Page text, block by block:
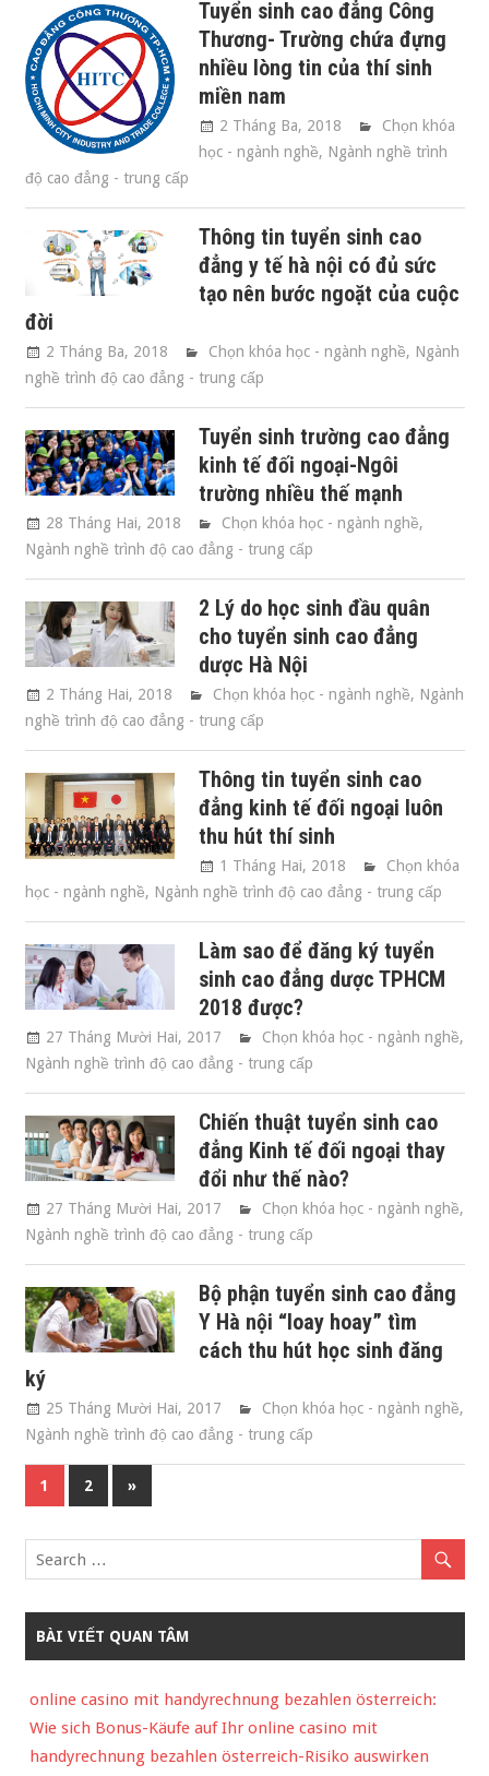
Tuyển sinh cao đẳng Công
Thương- Trường chứa đựng
nhiều lòng tin của thí sinh
miền nam
2 Tháng Ba, 2018
Chọn khóa
học - ngành nghề, Ngành nghề trình
độ cao đẳng - trung cấp
Thông tin tuyển sinh cao
đẳng y tế hà nội có đủ sức
tạo nên bước ngoặt của cuộc
đời
2 Tháng Ba, 2018 Chọn khóa học - ngành nghề, Ngành
nghề trình độ cao đẳng - trung cấp
Tuyển sinh trường cao đẳng
kinh tế đối ngoại-Ngôi
trường nhiều thế mạnh
28 Tháng Hai, 2018 Chọn khóa học - ngành nghề,
Ngành nghề trình độ cao đẳng - trung cấp
2 Lý do học sinh đầu quân
cho tuyển sinh cao đẳng
dược Hà Nội
2 Tháng Hai, 2018 Chọn khóa học - ngành nghề, Ngành
nghề trình độ cao đẳng - trung cấp
Thông tin tuyển sinh cao
đẳng kinh tế đối ngoại luôn
thu hút thí sinh
1 Tháng Hai, 2018
Chọn khóa
học - ngành nghề, Ngành nghề trình độ cao đẳng - trung cấp
Làm sao để đăng ký tuyển
sinh cao đẳng dược TPHCM
2018 được?
27 Tháng Mười Hai, 2017 Chọn khóa học - ngành nghề,
Ngành nghề trình độ cao đẳng - trung cấp
Chiến thuật tuyển sinh cao
đẳng Kinh tế đối ngoại thay
đổi như thế nào?
27 Tháng Mười Hai, 2017 Chọn khóa học - ngành nghề,
Ngành nghề trình độ cao đẳng - trung cấp
Bộ phận tuyển sinh cao đẳng
Y Hà nội “loay hoay” tìm
cách thu hút học sinh đăng
ký
25 Tháng Mười Hai, 2017 Chọn khóa học - ngành nghề,
Ngành nghề trình độ cao đẳng - trung cấp
Điều
hướng
viết
1 2
Next
Posts
»
BÀI VIẾT QUAN TÂM
online casino mit handyrechnung bezahlen österreich:
Wie sich Bonus-Käufe auf Ihr online casino mit
handyrechnung bezahlen österreich-Risiko auswirken